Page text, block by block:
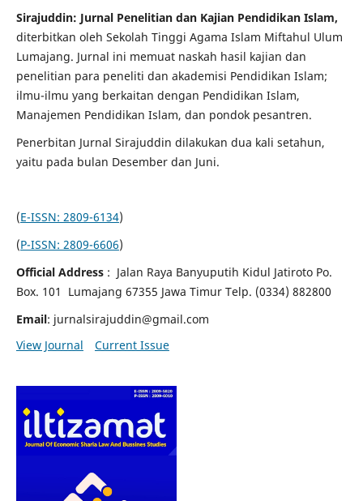
Sirajuddin: Jurnal Penelitian dan Kajian Pendidikan Islam,
diterbitkan oleh Sekolah Tinggi Agama Islam Miftahul Ulum
Lumajang. Jurnal ini memuat naskah hasil kajian dan
penelitian para peneliti dan akademisi Pendidikan Islam;
ilmu-ilmu yang berkaitan dengan Pendidikan Islam,
Manajemen Pendidikan Islam, dan pondok pesantren.
Penerbitan Jurnal Sirajuddin dilakukan dua kali setahun,
yaitu pada bulan Desember dan Juni.
(E-ISSN: 2809-6134)
(P-ISSN: 2809-6606)
Official Address: Jalan Raya Banyuputih Kidul Jatiroto Po.
Box. 101 Lumajang 67355 Jawa Timur Telp. (0334) 882800
Email: jurnalsirajuddin@gmail.com
View Journal
Current Issue